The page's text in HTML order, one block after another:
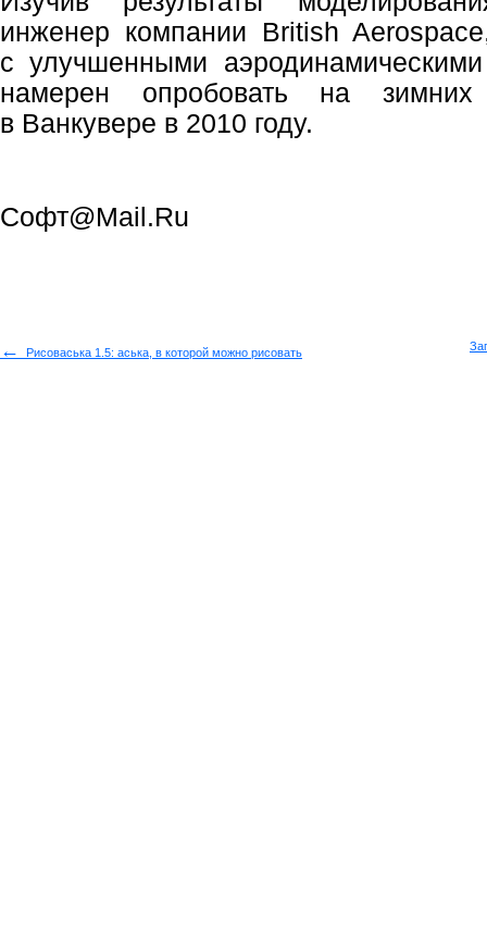
инженер компании British
с улучшенными
намерен опробовать на зимних
в Ванкувере в 2010 году.
Софт@Mail.Ru
← Рисоваська 1.5: аська, в которой можно рисовать